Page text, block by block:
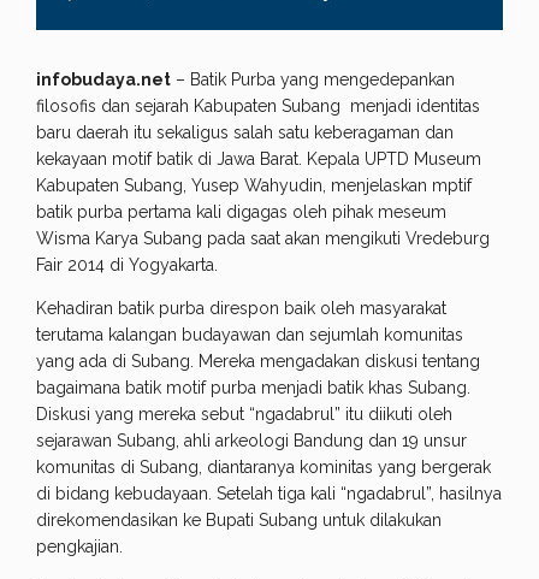
infobudaya.net – Batik Purba yang mengedepankan
filosofis dan sejarah Kabupaten Subang menjadi identitas
baru daerah itu sekaligus salah satu keberagaman dan
kekayaan motif batik di Jawa Barat. Kepala UPTD Museum
Kabupaten Subang, Yusep Wahyudin, menjelaskan mptif
batik purba pertama kali digagas oleh pihak meseum
Wisma Karya Subang pada saat akan mengikuti Vredeburg
Fair 2014 di Yogyakarta.
Kehadiran batik purba direspon baik oleh masyarakat
terutama kalangan budayawan dan sejumlah komunitas
yang ada di Subang. Mereka mengadakan diskusi tentang
bagaimana batik motif purba menjadi batik khas Subang.
Diskusi yang mereka sebut “ngadabrul” itu diikuti oleh
sejarawan Subang, ahli arkeologi Bandung dan 19 unsur
komunitas di Subang, diantaranya kominitas yang bergerak
di bidang kebudayaan. Setelah tiga kali “ngadabrul”, hasilnya
direkomendasikan ke Bupati Subang untuk dilakukan
pengkajian.